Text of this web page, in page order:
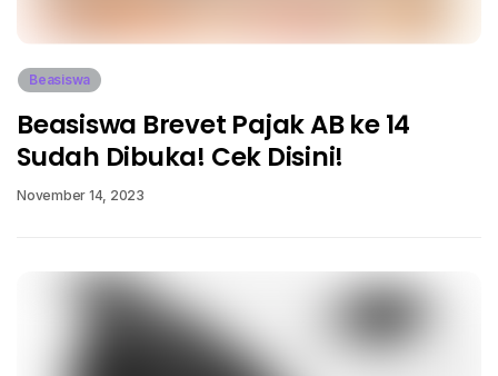
Beasiswa
Beasiswa Brevet Pajak AB ke 14
Sudah Dibuka! Cek Disini!
November 14, 2023